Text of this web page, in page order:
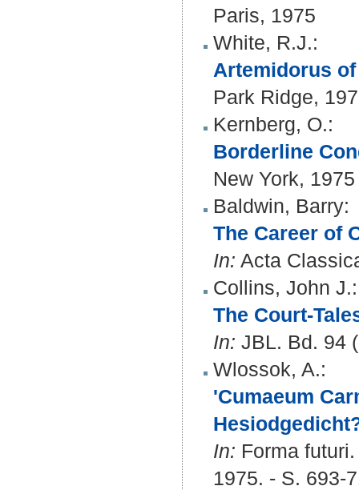
Paris, 1975
White, R.J.:
Artemidorus
Park Ridge,
Kernberg, O.:
Borderline
New York, 1975
Baldwin, Barry:
The Career of
In: Acta
Collins, John J.:
The Court-
In: JBL. Bd. 94
Wlossok, A.:
'Cumaeum
In: Forma
1975. - S. 693-